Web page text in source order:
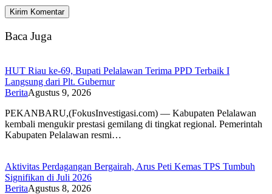
Baca Juga
HUT Riau ke-69, Bupati Pelalawan Terima PPD Terbaik I
Langsung dari Plt. Gubernur
BeritaAgustus 9, 2026
​PEKANBARU,(FokusInvestigasi.com) — Kabupaten Pelalawan
kembali mengukir prestasi gemilang di tingkat regional. Pemerintah
Kabupaten Pelalawan resmi…
Aktivitas Perdagangan Bergairah, Arus Peti Kemas TPS Tumbuh
Signifikan di Juli 2026
BeritaAgustus 8, 2026